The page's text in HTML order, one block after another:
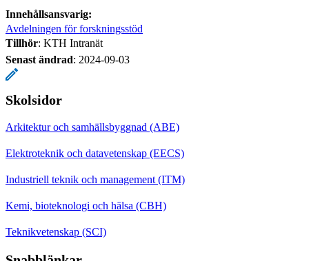
Innehållsansvarig:
Avdelningen för forskningsstöd
Tillhör: KTH Intranät
Senast ändrad: 2024-09-03
Skolsidor
Arkitektur och samhällsbyggnad (ABE)
Elektroteknik och datavetenskap (EECS)
Industriell teknik och management (ITM)
Kemi, bioteknologi och hälsa (CBH)
Teknikvetenskap (SCI)